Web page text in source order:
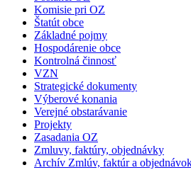
Komisie pri OZ
Štatút obce
Základné pojmy
Hospodárenie obce
Kontrolná činnosť
VZN
Strategické dokumenty
Výberové konania
Verejné obstarávanie
Projekty
Zasadania OZ
Zmluvy, faktúry, objednávky
Archív Zmlúv, faktúr a